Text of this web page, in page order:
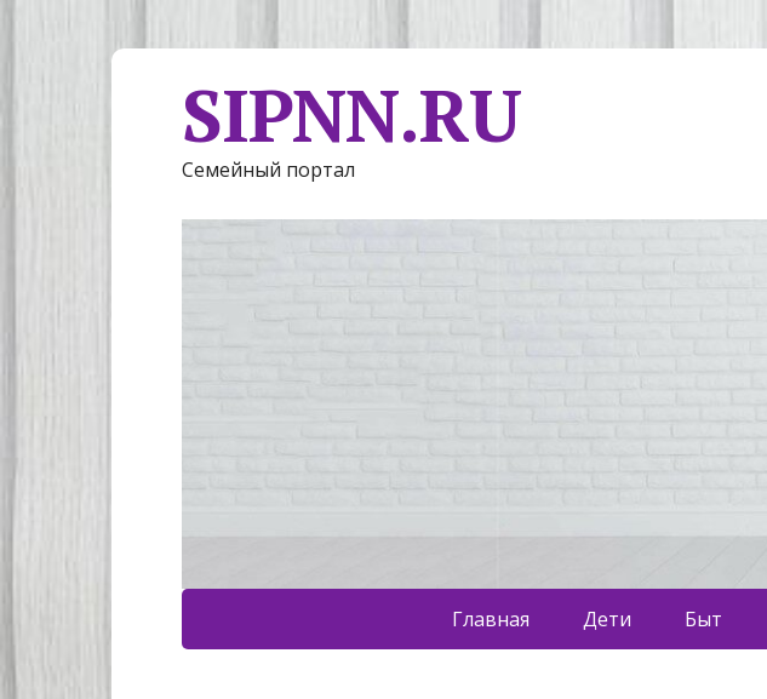
SIPNN.RU
Семейный портал
Главная Дети Быт